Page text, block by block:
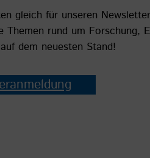
gleich für unseren
rund um Forschung,
dem neuesten Stand!